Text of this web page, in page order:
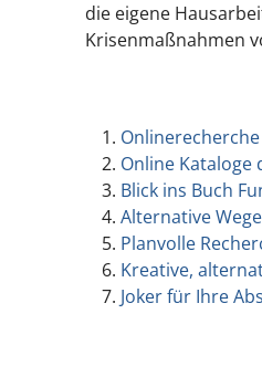
die eigene
Krisenmaßnahmen
Online Kataloge
Blick ins Buch
Alternative
Planvolle
Kreative,
Joker für Ihre